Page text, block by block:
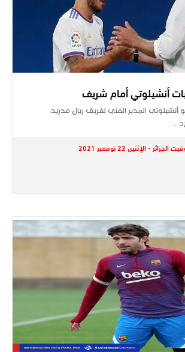
أنشيلوتي أمام شريف
أنشيلوتي المدير الفني لفريق ريال مدريد،